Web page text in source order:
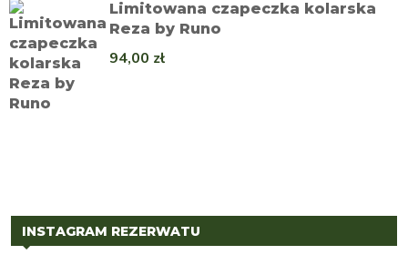
Limitowana czapeczka kolarska
Reza by Runo
94,00 zł
INSTAGRAM REZERWATU